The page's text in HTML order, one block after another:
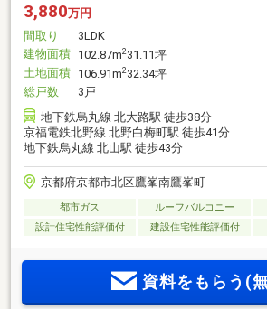
3,880万円
間取り
3LDK
建物面積 102.87m231.11坪
土地面積 106.91m232.34坪
総戸数
3戸
地下鉄烏丸線 北大路駅 徒歩38分
京福電鉄北野線 北野白梅町駅 徒歩41分
地下鉄烏丸線 北山駅 徒歩43分
京都府京都市北区鷹峯南鷹峯町
都市ガス ルーフバルコニー
設計住宅性能評価付
建設住宅性能評価付
資料をもらう(